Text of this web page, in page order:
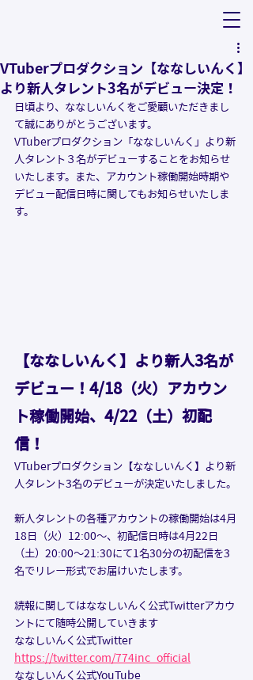
VTuberプロダクション【ななしいんく】
より新人タレント3名がデビュー決定！
日頃より、ななしいんくをご愛顧いただきまし
て誠にありがとうございます。
VTuberプロダクション「ななしいんく」より新
人タレント３名がデビューすることをお知らせ
いたします。また、アカウント稼働開始時期や
デビュー配信日時に関してもお知らせいたしま
す。
【ななしいんく】より新人3名が
デビュー！4/18（火）アカウン
ト稼働開始、4/22（土）初配
信！
VTuberプロダクション【ななしいんく】より新
人タレント3名のデビューが決定いたしました。
新人タレントの各種アカウントの稼働開始は4月
18日（火）12:00〜、初配信日時は4月22日
（土）20:00〜21:30にて1名30分の初配信を3
名でリレー形式でお届けいたします。
​続報に関してはななしいんく公式Twitterアカウ
ントにて随時公開していきます
ななしいんく公式Twitter
https://twitter.com/774inc_official
ななしいんく公式YouTube